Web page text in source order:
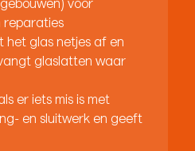
voor
reparaties
het glas netjes af en
glaslatten waar
er iets mis is met
en sluitwerk en geeft